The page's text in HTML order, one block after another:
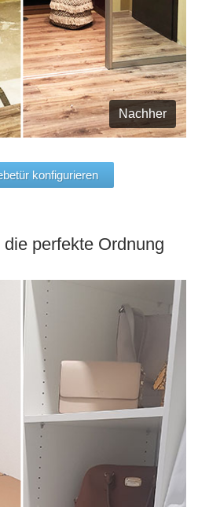
Nachher
konfigurieren
perfekte Ordnung